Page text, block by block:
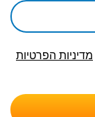
מדיניות הפרטיות